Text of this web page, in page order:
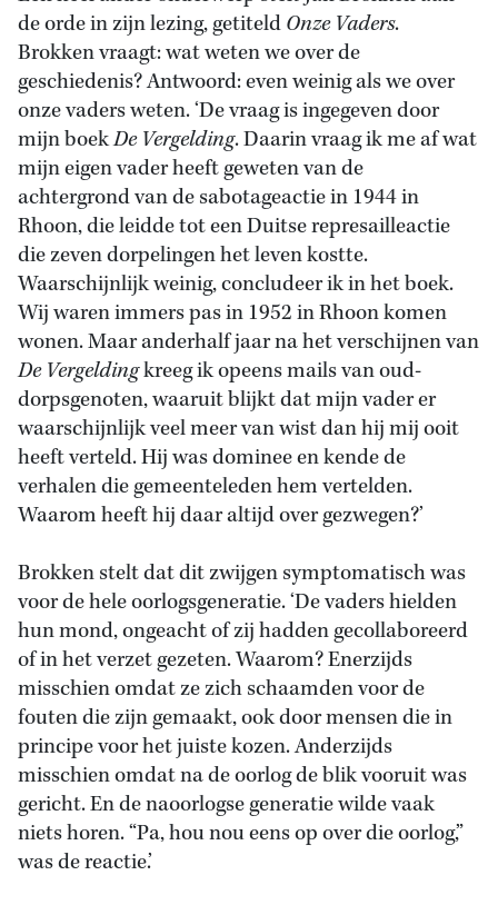
de orde in zijn lezing, getiteldOnze Vaders.
Brokken vraagt: wat weten we over de
geschiedenis? Antwoord: even weinig als we over
onze vaders weten. ‘De vraag is ingegeven door
mijn boekDe Vergelding. Daarin vraag ik me af wat
mijn eigen vader heeft geweten van de
achtergrond van de sabotageactie in 1944 in
Rhoon, die leidde tot een Duitse represailleactie
die zeven dorpelingen het leven kostte.
Waarschijnlijk weinig, concludeer ik in het boek.
Wij waren immers pas in 1952 in Rhoon komen
wonen. Maar anderhalf jaar na het verschijnen van
De Vergeldingkreeg ik opeens mails van oud-
dorpsgenoten, waaruit blijkt dat mijn vader er
waarschijnlijk veel meer van wist dan hij mij ooit
heeft verteld. Hij was dominee en kende de
verhalen die gemeenteleden hem vertelden.
Waarom heeft hij daar altijd over gezwegen?’
Brokken stelt dat dit zwijgen symptomatisch was
voor de hele oorlogsgeneratie. ‘De vaders hielden
hun mond, ongeacht of zij hadden gecollaboreerd
of in het verzet gezeten. Waarom? Enerzijds
misschien omdat ze zich schaamden voor de
fouten die zijn gemaakt, ook door mensen die in
principe voor het juiste kozen. Anderzijds
misschien omdat na de oorlog de blik vooruit was
gericht. En de naoorlogse generatie wilde vaak
niets horen. “Pa, hou nou eens op over die oorlog,”
was de reactie.’